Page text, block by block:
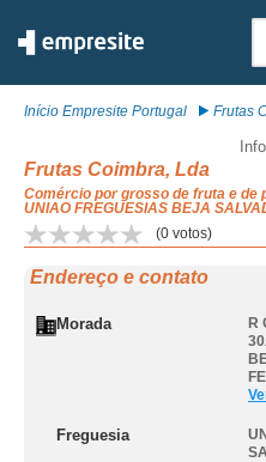
Início Empresite Portugal Frutas
Frutas Coimbra, Lda
Comércio por grosso de fruta e
UNIAO FREGUESIAS BEJA
(0 votos)
Endereço e contato
Morada
R
Freguesia